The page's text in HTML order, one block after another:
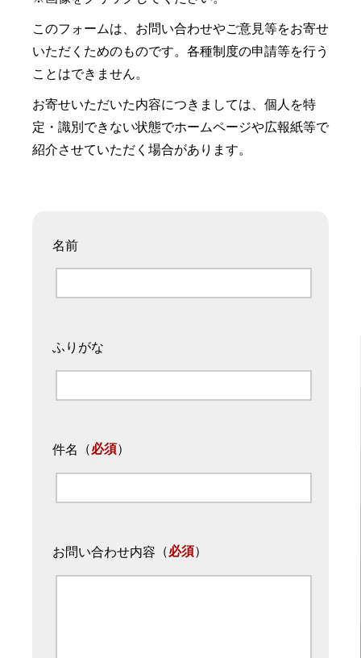
このフォームは、お問い合わせやご意見等をお寄せ
いただくためのものです。各種制度の申請等を行う
ことはできません。
お寄せいただいた内容につきましては、個人を特
定・識別できない状態でホームページや広報紙等で
紹介させていただく場合があります。
名前
ふりがな
件名 （必須）
お問い合わせ内容 （必須）